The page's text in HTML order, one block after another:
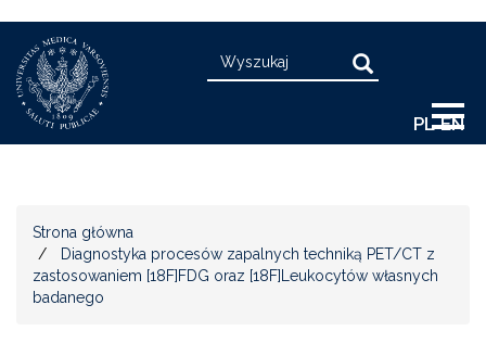
treści
PL EN
Search Search
Strona główna
Diagnostyka procesów zapalnych techniką PET/CT z
zastosowaniem [18F]FDG oraz [18F]Leukocytów własnych
badanego